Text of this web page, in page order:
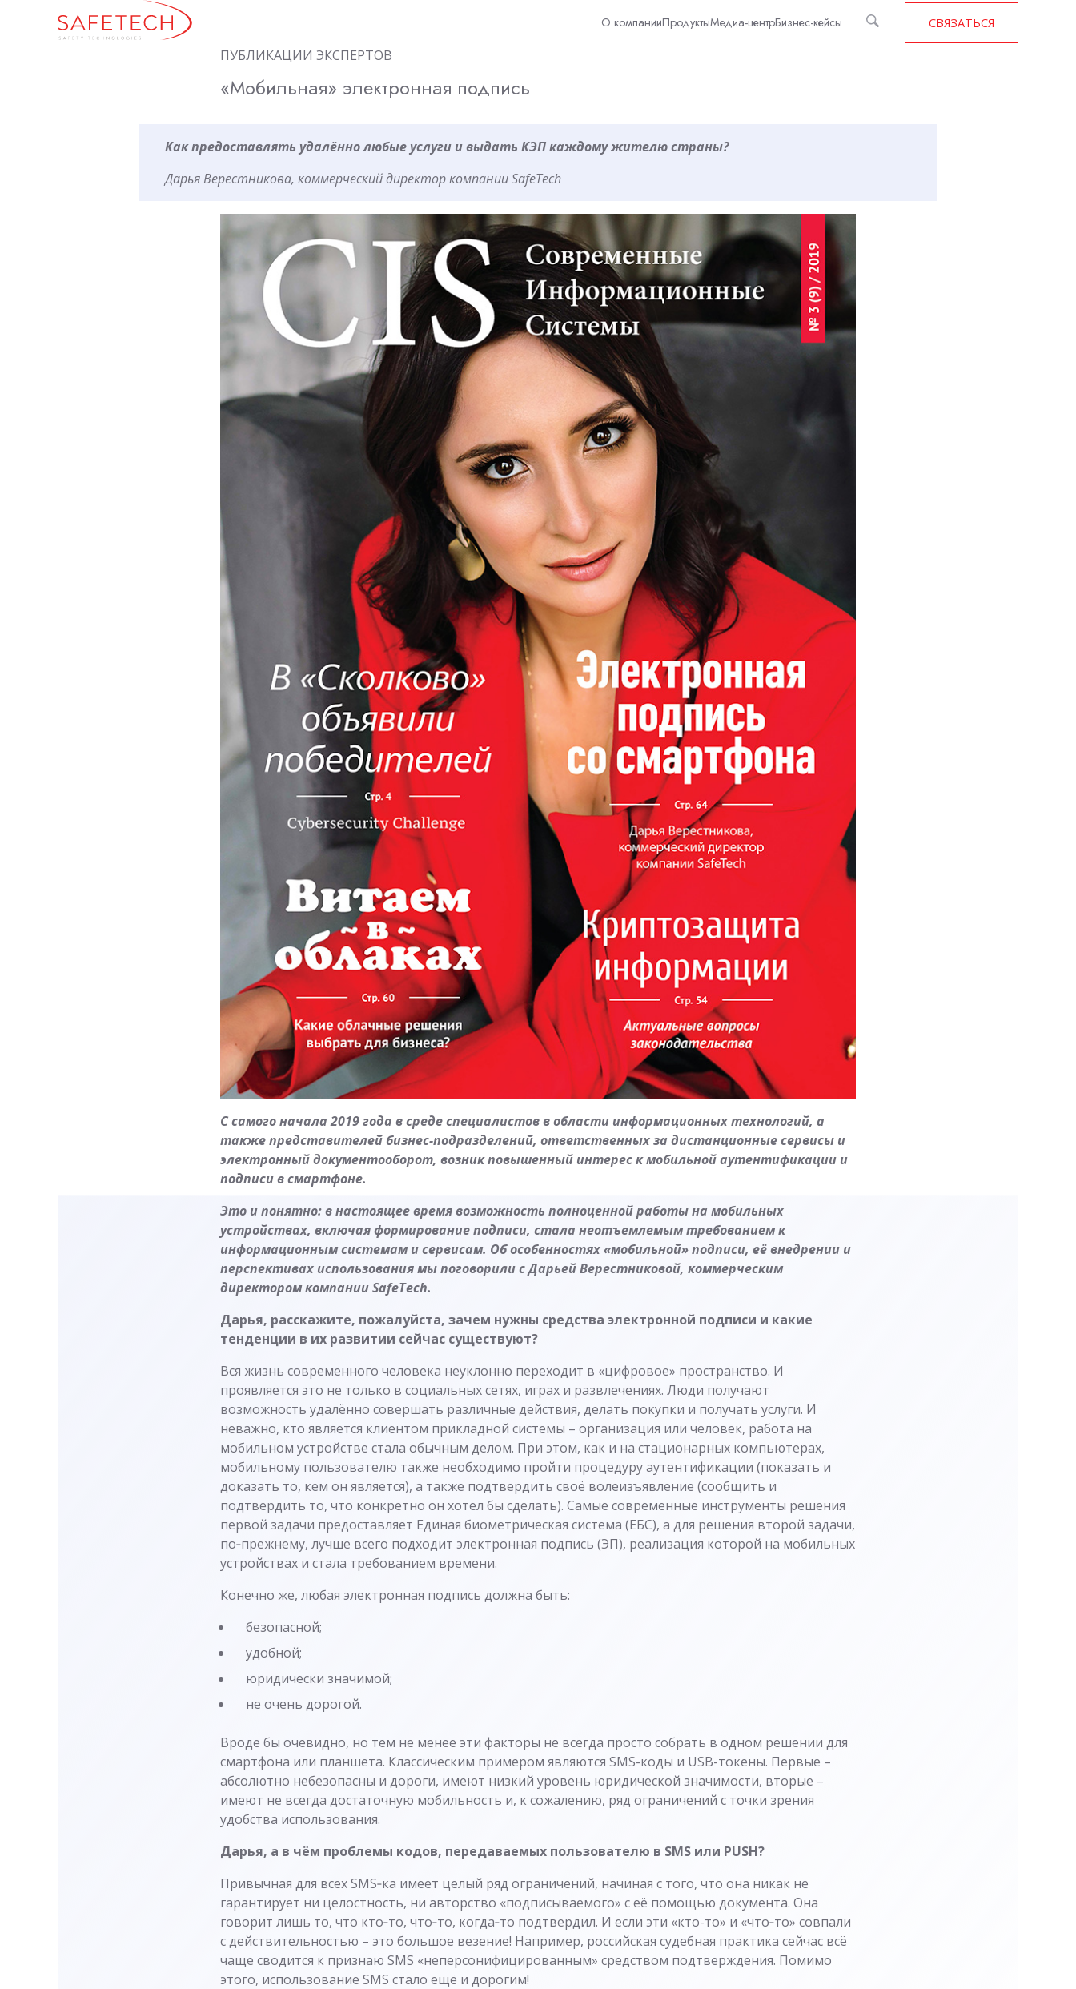
О компанииПродуктыМедиа-центрБизнес-кейсы СВЯЗАТЬСЯ
ПУБЛИКАЦИИ ЭКСПЕРТОВ
«Мобильная» электронная подпись
Как предоставлять удалённо любые услуги и выдать КЭП каждому жителю страны?
Дарья Верестникова, коммерческий директор компании SafeTech
С самого начала 2019 года в среде специалистов в области информационных технологий, а
также представителей бизнес-подразделений, ответственных за дистанционные сервисы и
электронный документооборот, возник повышенный интерес к мобильной аутентификации и
подписи в смартфоне.
Это и понятно: в настоящее время возможность полноценной работы на мобильных
устройствах, включая формирование подписи, стала неотъемлемым требованием к
информационным системам и сервисам. Об особенностях «мобильной» подписи, её внедрении и
перспективах использования мы поговорили с Дарьей Верестниковой, коммерческим
директором компании SafeTech.
Дарья, расскажите, пожалуйста, зачем нужны средства электронной подписи и какие
тенденции в их развитии сейчас существуют?
Вся жизнь современного человека неуклонно переходит в «цифровое» пространство. И
проявляется это не только в социальных сетях, играх и развлечениях. Люди получают
возможность удалённо совершать различные действия, делать покупки и получать услуги. И
неважно, кто является клиентом прикладной системы – организация или человек, работа на
мобильном устройстве стала обычным делом. При этом, как и на стационарных компьютерах,
мобильному пользователю также необходимо пройти процедуру аутентификации (показать и
доказать то, кем он является), а также подтвердить своё волеизъявление (сообщить и
подтвердить то, что конкретно он хотел бы сделать). Самые современные инструменты решения
первой задачи предоставляет Единая биометрическая система (ЕБС), а для решения второй задачи,
по‑прежнему, лучше всего подходит электронная подпись (ЭП), реализация которой на мобильных
устройствах и стала требованием времени.
Конечно же, любая электронная подпись должна быть:
безопасной;
удобной;
юридически значимой;
не очень дорогой.
Вроде бы очевидно, но тем не менее эти факторы не всегда просто собрать в одном решении для
смартфона или планшета. Классическим примером являются SMS-коды и USB-токены. Первые –
абсолютно небезопасны и дороги, имеют низкий уровень юридической значимости, вторые –
имеют не всегда достаточную мобильность и, к сожалению, ряд ограничений с точки зрения
удобства использования.
Дарья, а в чём проблемы кодов, передаваемых пользователю в SMS или PUSH?
Привычная для всех SMS‑ка имеет целый ряд ограничений, начиная с того, что она никак не
гарантирует ни целостность, ни авторство «подписываемого» с её помощью документа. Она
говорит лишь то, что кто‑то, что‑то, когда‑то подтвердил. И если эти «кто-то» и «что‑то» совпали
с действительностью – это большое везение! Например, российская судебная практика сейчас всё
чаще сводится к признаю SMS «неперсонифицированным» средством подтверждения. Помимо
этого, использование SMS стало ещё и дорогим!